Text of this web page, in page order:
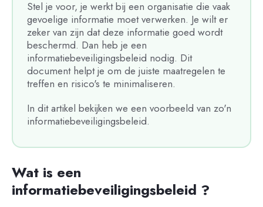
Stel je voor, je werkt bij een organisatie die vaak
gevoelige informatie moet verwerken. Je wilt er
zeker van zijn dat deze informatie goed wordt
beschermd. Dan heb je een
informatiebeveiligingsbeleid nodig. Dit
document helpt je om de juiste maatregelen te
treffen en risico's te minimaliseren.
In dit artikel bekijken we een voorbeeld van zo'n
informatiebeveiligingsbeleid.
Wat is een
informatiebeveiligingsbeleid ?